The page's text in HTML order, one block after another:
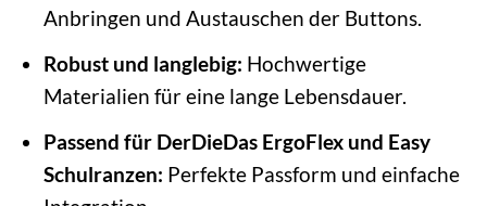
Anbringen und Austauschen der Buttons.
Robust und langlebig: Hochwertige
Materialien für eine lange Lebensdauer.
Passend für DerDieDas ErgoFlex und Easy
Schulranzen: Perfekte Passform und einfache